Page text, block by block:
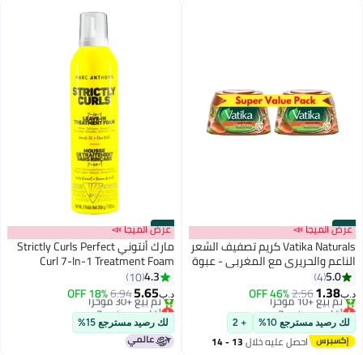
#33
عرض الميجا 📣
Vatika Naturals كريم تصفيف الشعر
الناعم والحريري مع المغربي - عبوة
من 25.0
4
د.ب‏1.38
2.56
46% OFF
أقل سعر في 7 يوم
بتخلّص بسرعة
تم بيع +10 مؤخرًا
أقل سعر في 7 يوم
لك رصيد مسترجع 10% + 2
احصل عليه خلال 13 - 14
#34
عرض الميجا 📣
مارك أنتوني Strictly Curls Perfect
Curl 7-In-1 Treatment Foam
4.3
10
د.ب‏5.65
6.94
18% OFF
أقل سعر في 7 يوم
بتخلّص بسرعة
تم بيع +30 مؤخرًا
أقل سعر في 7 يوم
لك رصيد مسترجع 15%